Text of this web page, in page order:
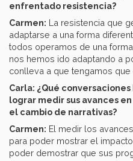
enfrentado resistencia?
Carmen: La resistencia que
adaptarse a una forma
todos operamos de una
nos hemos ido adaptando a
conlleva a que tengamos que
Carla: ¿Qué
lograr medir sus avances en
el cambio de narrativas?
Carmen: El medir los
para poder mostrar el
poder demostrar que sus